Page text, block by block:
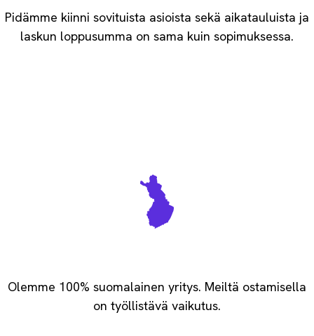
Pidämme kiinni sovituista asioista sekä aikatauluista ja
laskun loppusumma on sama kuin sopimuksessa.
Olemme 100% suomalainen yritys. Meiltä ostamisella
on työllistävä vaikutus.